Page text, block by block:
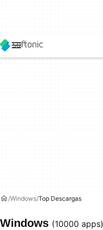
Windows Top Descargas
Windows (10000 apps)